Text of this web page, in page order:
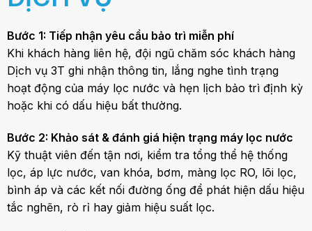
Bước 1: Tiếp nhận yêu cầu bảo trì miễn phí
Khi khách hàng liên hệ, đội ngũ chăm sóc khách hàng
Dịch vụ 3T ghi nhận thông tin, lắng nghe tình trạng
hoạt động của máy lọc nước và hẹn lịch bảo trì định kỳ
hoặc khi có dấu hiệu bất thường.
Bước 2: Khảo sát & đánh giá hiện trạng máy lọc nước
Kỹ thuật viên đến tận nơi, kiểm tra tổng thể hệ thống
lọc, áp lực nước, van khóa, bơm, màng lọc RO, lõi lọc,
bình áp và các kết nối đường ống để phát hiện dấu hiệu
tắc nghẽn, rò rỉ hay giảm hiệu suất lọc.